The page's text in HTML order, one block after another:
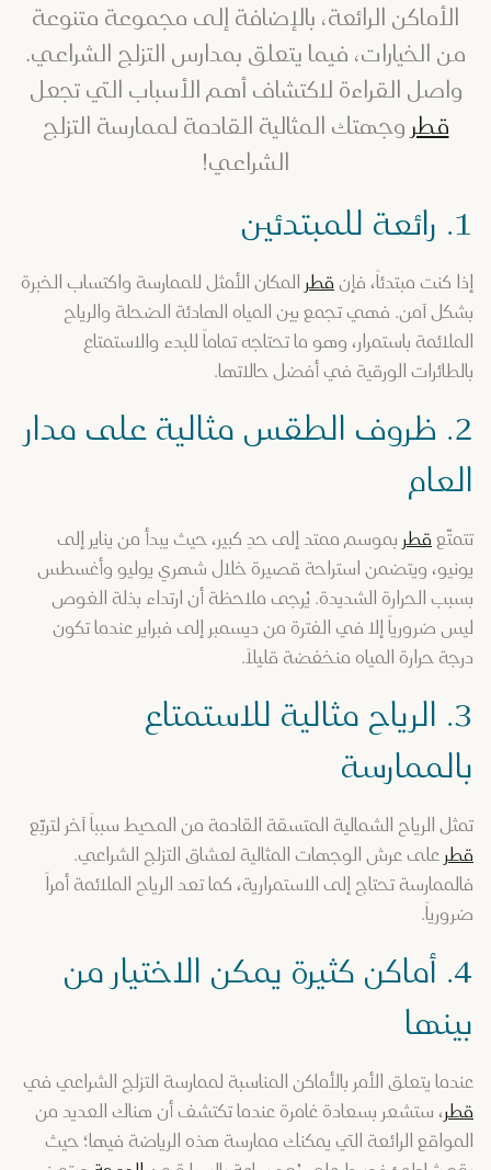
الأماكن الرائعة، بالإضافة إلى مجموعة متنوعة
من الخيارات، فيما يتعلق بمدارس التزلج الشراعي.
واصل القراءة لاكتشاف أهم الأسباب التي تجعل
قطر وجهتك المثالية القادمة لممارسة التزلج
الشراعي!
1. رائعة للمبتدئين
إذا كنت مبتدئاً، فإن قطر المكان الأمثل للممارسة واكتساب الخبرة
بشكل آمن. فهي تجمع بين المياه الهادئة الضحلة والرياح
الملائمة باستمرار، وهو ما تحتاجه تماماً للبدء والاستمتاع
بالطائرات الورقية في أفضل حالاتها.
2. ظروف الطقس مثالية على مدار
العام
تتمتّع قطر بموسم ممتد إلى حدٍ كبير، حيث يبدأ من يناير إلى
يونيو، ويتضمن استراحة قصيرة خلال شهري يوليو وأغسطس
بسبب الحرارة الشديدة. يُرجى ملاحظة أن ارتداء بذلة الغوص
ليس ضرورياً إلا في الفترة من ديسمبر إلى فبراير عندما تكون
درجة حرارة المياه منخفضة قليلاً.
3. الرياح مثالية للاستمتاع
بالممارسة
تمثل الرياح الشمالية المتسقة القادمة من المحيط سبباً آخر لتربّع
قطر على عرش الوجهات المثالية لعشاق التزلج الشراعي.
فالممارسة تحتاج إلى الاستمرارية، كما تعد الرياح الملائمة أمراً
ضرورياً.
4. أماكن كثيرة يمكن الاختيار من
بينها
عندما يتعلق الأمر بالأماكن المناسبة لممارسة التزلج الشراعي في
قطر، ستشعر بسعادة غامرة عندما تكتشف أن هناك العديد من
المواقع الرائعة التي يمكنك ممارسة هذه الرياضة فيها؛ حيث